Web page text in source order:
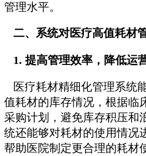
管理水平。
二、系统对医疗高值耗材
1. 提高管理效率，降低运
医疗耗材精细化管理系统
值耗材的库存情况，根据临
采购计划，避免库存积压和
统还能够对耗材的使用情况
帮助医院制定更合理的耗材